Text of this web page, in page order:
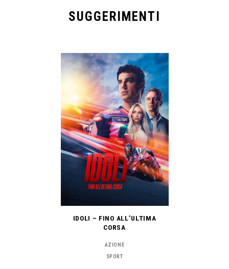
SUGGERIMENTI
IDOLI – FINO ALL’ULTIMA
CORSA
AZIONE
SPORT